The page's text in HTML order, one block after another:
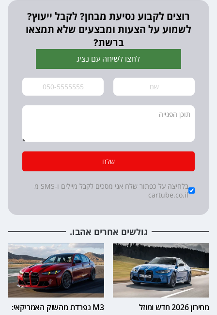
רוצים לקבוע נסיעת מבחן? לקבל ייעוץ?
לשמוע על הצעות ומבצעים שלא תמצאו
ברשת?
לחצו לשיחה עם נציג
שלח
Checkboxes
*
בלחיצה על כפתור שלח אני מסכים לקבל מיילים ו-SMS מ
cartube.co.il
גולשים אחרים אהבו.
מחירון 2026 חדש ומוזל
M3 נפרדת מהשוק האמריקאי: